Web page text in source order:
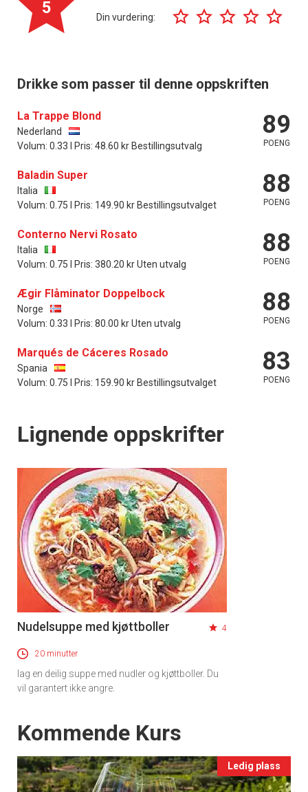
5
Din vurdering:
Drikke som passer til denne oppskriften
La Trappe Blond
Nederland
Volum: 0.33 l Pris: 48.60 kr Bestillingsutvalg
89
POENG
Baladin Super
Italia
Volum: 0.75 l Pris: 149.90 kr Bestillingsutvalget
88
POENG
Conterno Nervi Rosato
Italia
Volum: 0.75 l Pris: 380.20 kr Uten utvalg
88
POENG
Ægir Flåminator Doppelbock
Norge
Volum: 0.33 l Pris: 80.00 kr Uten utvalg
88
POENG
Marqués de Cáceres Rosado
Spania
Volum: 0.75 l Pris: 159.90 kr Bestillingsutvalget
83
POENG
Lignende oppskrifter
Nudelsuppe med kjøttboller 4
20 minutter
lag en deilig suppe med nudler og kjøttboller. Du
vil garantert ikke angre.
Events
Kommende Kurs
Ledig plass